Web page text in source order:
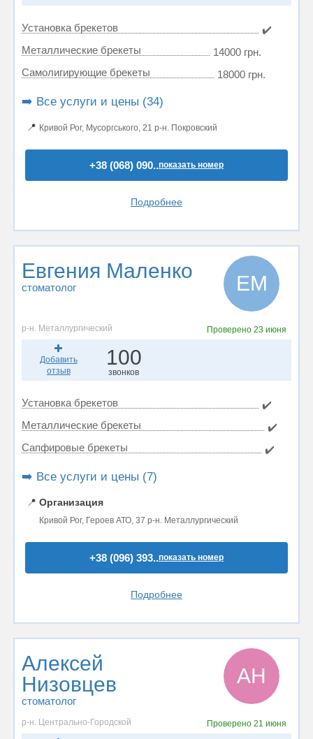
Установка брекетов
✔️
Металлические брекеты
14000 грн.
Самолигирующие брекеты
18000 грн.
➡️ Все услуги и цены (34)
📍 Кривой Рог, Мусоргського, 21 р-н. Покровский
+38 (068) 090..показать номер
Подробнее
Евгения Маленко
стоматолог ЕМ
р-н. Металлургический Проверено 23 июня
Добавить
отзыв
100
звонков
Установка брекетов
✔️
Металлические брекеты
✔️
Сапфировые брекеты
✔️
➡️ Все услуги и цены (7)
📍 Организация
Кривой Рог, Героев АТО, 37 р-н. Металлургический
+38 (096) 393..показать номер
Подробнее
Алексей
Низовцев
стоматолог
АН
р-н. Центрально-Городской Проверено 21 июня